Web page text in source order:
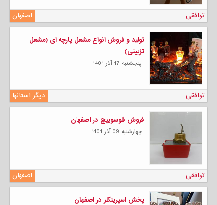
اصفهان توافقی
تولید و فروش انواع مشعل پارچه ای (مشعل
تزیینی)
پنجشنبه 17 آذر 1401
دیگر استانها توافقی
فروش فلوسوییچ در اصفهان
چهارشنبه 09 آذر 1401
اصفهان توافقی
پخش اسپرینکلر در اصفهان